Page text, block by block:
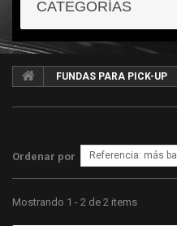
CATEGORÍAS
FUNDAS PARA PICK-UP
Ordenar por
Mostrando 1 - 2 de 2 items